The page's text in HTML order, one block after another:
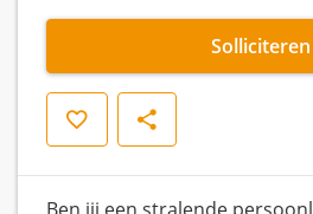
Solliciteren
Opslaan Delen